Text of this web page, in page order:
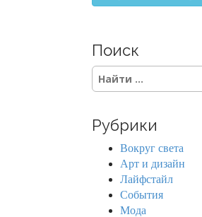
Поиск
S
c
Рубрики
Вокруг света
Арт и дизайн
Лайфстайл
События
Мода